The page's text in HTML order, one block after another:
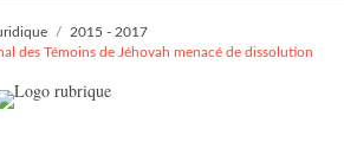
2015 - 2017
des Témoins de Jéhovah menacé de dissolution